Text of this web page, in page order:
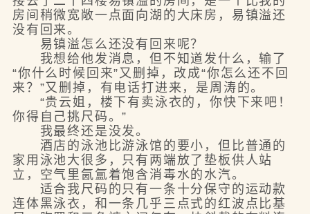
房间稍微宽敞一点面向湖的大床房，易镇溢还
没有回来。
易镇溢怎么还没有回来呢？
我想给他发消息，但不知道发什么，输了
“你什么时候回来”又删掉，改成“你怎么还不回
来？”又删掉，有电话打进来，是周涛的。
“贵云姐，楼下有卖泳衣的，你快下来吧！
你得自己挑尺码。”
我最终还是没发。
酒店的泳池比游泳馆的要小，但比普通的
家用泳池大很多，只有两端放了垫板供人站
立，空气里氤氲着饱含消毒水的水汽。
适合我尺码的只有一条十分保守的运动款
连体黑泳衣，和一条几乎三点式的红波点比基